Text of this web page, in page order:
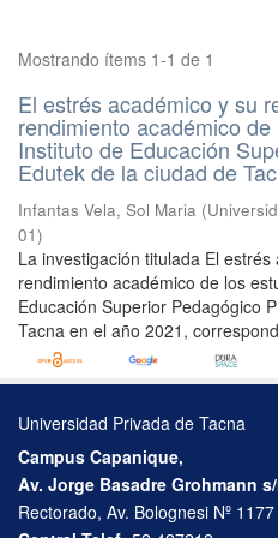
Mostrando ítems 1-1 de 1
El estrés académico y su
rendimiento académico
Instituto de Educación
Edutek de la ciudad de
Infantas Vela, Sol Maria (
01)
La investigación titulada El
rendimiento académico de los
Educación Superior Pedagógico
Tacna en el año 2021,
Universidad Privada de Tacna
Campus Capanique,
Av. Jorge Basadre Grohmann
Rectorado, Av. Bolognesi Nº 1177